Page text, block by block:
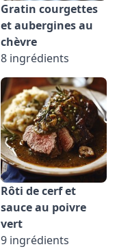
Gratin courgettes
et aubergines au
chèvre
8 ingrédients
Rôti de cerf et
sauce au poivre
vert
9 ingrédients